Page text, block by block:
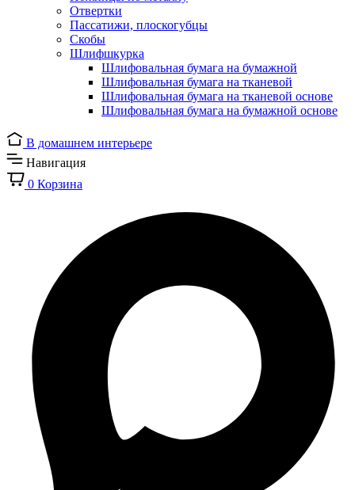
Отвертки
Пассатижи, плоскогубцы
Скобы
Шлифшкурка
Шлифовальная бумага на бумажной
Шлифовальная бумага на тканевой
Шлифовальная бумага на тканевой основе
Шлифовальная бумага на бумажной основе
В домашнем интерьере
Навигация
0 Корзина